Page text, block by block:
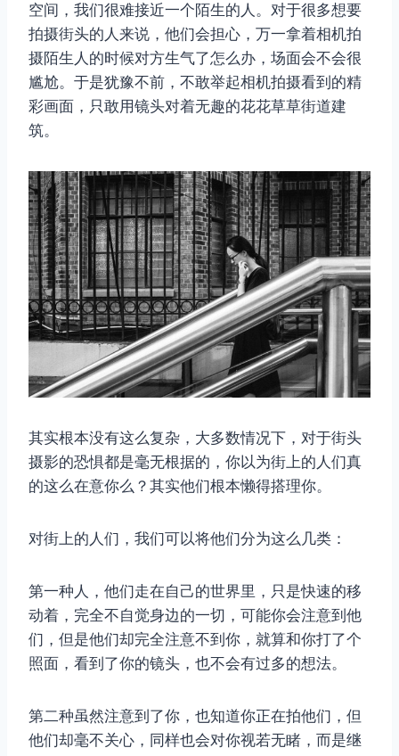
空间，我们很难接近一个陌生的人。对于很多想要
拍摄街头的人来说，他们会担心，万一拿着相机拍
摄陌生人的时候对方生气了怎么办，场面会不会很
尴尬。于是犹豫不前，不敢举起相机拍摄看到的精
彩画面，只敢用镜头对着无趣的花花草草街道建
筑。
其实根本没有这么复杂，大多数情况下，对于街头
摄影的恐惧都是毫无根据的，你以为街上的人们真
的这么在意你么？其实他们根本懒得搭理你。
对街上的人们，我们可以将他们分为这么几类：
第一种人，他们走在自己的世界里，只是快速的移
动着，完全不自觉身边的一切，可能你会注意到他
们，但是他们却完全注意不到你，就算和你打了个
照面，看到了你的镜头，也不会有过多的想法。
第二种虽然注意到了你，也知道你正在拍他们，但
他们却毫不关心，同样也会对你视若无睹，而是继